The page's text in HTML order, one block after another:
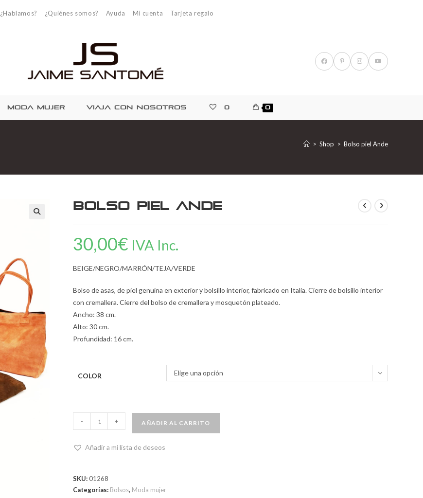
¿Hablamos? ¿Quiénes somos? Ayuda Mi cuenta Tarjeta regalo
MODA MUJER VIAJA CON NOSOTROS 0 0
> Shop > Bolso piel Ande
Bolso piel Ande
30,00€ IVA Inc.
BEIGE/NEGRO/MARRÓN/TEJA/VERDE
Bolso de asas, de piel genuína en exterior y bolsillo interior, fabricado en Italia. Cierre de bolsillo interior
con cremallera. Cierre del bolso de cremallera y mosquetón plateado.
Ancho: 38 cm.
Alto: 30 cm.
Profundidad: 16 cm.
COLOR Elige una opción
- + AÑADIR AL CARRITO
Añadir a mi lista de deseos
SKU:01268
Categorías: Bolsos, Moda mujer